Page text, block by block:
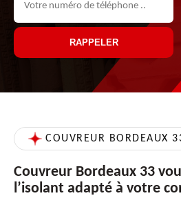
COUVREUR BORDEAUX
Couvreur Bordeaux 33
l’isolant adapté à votre